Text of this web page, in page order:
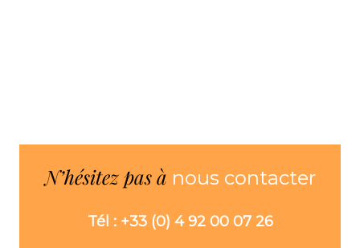
N’hésitez pas à nous contacter
Tél : +33 (0) 4 92 00 07 26